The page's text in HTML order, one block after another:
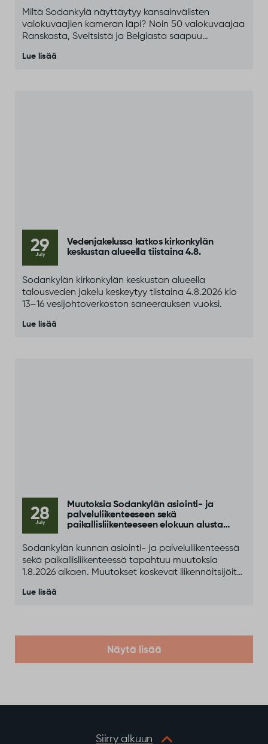
Miltä Sodankylä näyttäytyy kansainvälisten
valokuvaajien kameran läpi? Noin 50 valokuvaajaa
Ranskasta, Sveitsistä ja Belgiasta saapuu
Cape Photo Adventure -tapahtumaa.
Lue lisää
29
July
Vedenjakelussa katkos kirkonkylän
keskustan alueella tiistaina 4.8.
Sodankylän kirkonkylän keskustan alueella
talousveden jakelu keskeytyy tiistaina 4.8.2026 klo
13–16 vesijohtoverkoston saneerauksen vuoksi.
Lue lisää
28
July
Muutoksia Sodankylän asiointi- ja
palveluliikenteeseen sekä
paikallisliikenteeseen elokuun alusta
Sodankylän kunnan asiointi- ja palveluliikenteessä
sekä paikallisliikenteessä tapahtuu muutoksia
1.8.2026 alkaen. Muutokset koskevat liikennöitsijöitä,
aikatauluja.
Lue lisää
Näytä lisää
Siirry alkuun